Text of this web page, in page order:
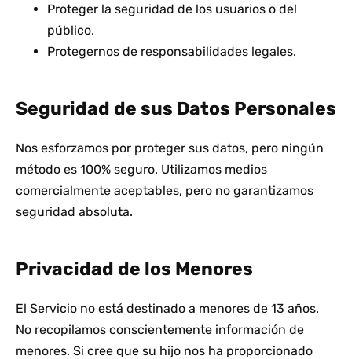
Proteger la seguridad de los usuarios o del
público.
Protegernos de responsabilidades legales.
Seguridad de sus Datos Personales
Nos esforzamos por proteger sus datos, pero ningún
método es 100% seguro. Utilizamos medios
comercialmente aceptables, pero no garantizamos
seguridad absoluta.
Privacidad de los Menores
El Servicio no está destinado a menores de 13 años.
No recopilamos conscientemente información de
menores. Si cree que su hijo nos ha proporcionado